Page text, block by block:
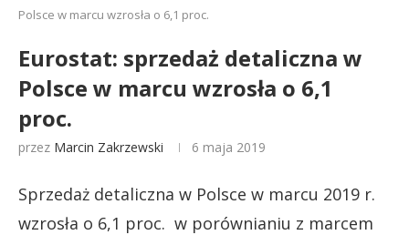
Polsce w marcu wzrosła o 6,1 proc.
Eurostat: sprzedaż detaliczna w
Polsce w marcu wzrosła o 6,1
proc.
przez Marcin Zakrzewski 6 maja 2019
Sprzedaż detaliczna w Polsce w marcu 2019 r.
wzrosła o 6,1 proc. w porównianiu z marcem